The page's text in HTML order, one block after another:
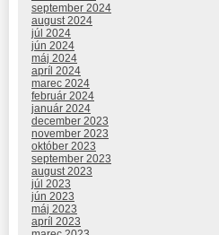
september 2024
august 2024
júl 2024
jún 2024
máj 2024
apríl 2024
marec 2024
február 2024
január 2024
december 2023
november 2023
október 2023
september 2023
august 2023
júl 2023
jún 2023
máj 2023
apríl 2023